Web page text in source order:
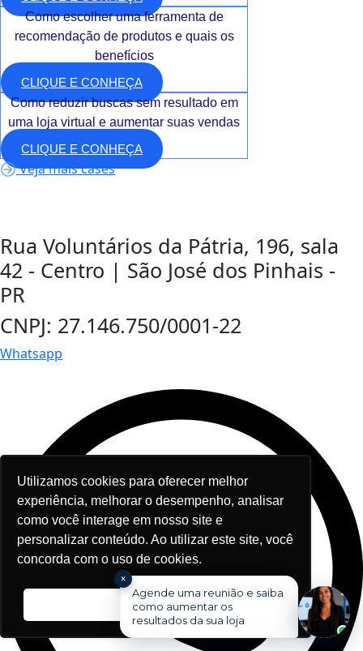
Utilizamos cookies para oferecer melhor
experiência, melhorar o desempenho, analisar
como você interage em nosso site e
personalizar conteúdo. Ao utilizar este site, você
concorda com o uso de cookies.
Ok, entendi!
Como escolher uma ferramenta de
recomendação de produtos e quais os
benefícios
CLIQUE E CONHEÇA
Como reduzir buscas sem resultado em
uma loja virtual e aumentar suas vendas
CLIQUE E CONHEÇA
Veja mais cases
Rua Voluntários da Pátria, 196, sala
42 - Centro | São José dos Pinhais -
PR
CNPJ: 27.146.750/0001-22
Whatsapp
Agende uma reunião e saiba
como aumentar os
resultados da sua loja
×